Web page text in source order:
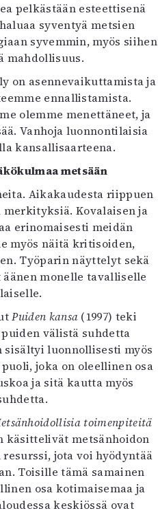
pelkästään esteettisenä
syventyä metsien
syvemmin, myös siihen
mahdollisuus.
on asennevaikuttamista ja
ennallistamista.
olemme menettäneet, ja
Vanhoja luonnontilaisia
kansallisaarteena.
metsään
Aikakaudesta riippuen
Kovalaisen ja
erinomaisesti meidän
myös näitä kritisoiden,
Työparin näyttelyt sekä
monelle tavalliselle
Puiden kansa (1997) teki
välistä suhdetta
sisältyi luonnollisesti myös
joka on oleellinen osa
ja sitä kautta myös
toimenpiteitä
käsittelivät metsänhoidon
jota voi hyödyntää
Toisille tämä samainen
osa kotimaisemaa ja
keskiössä ovat